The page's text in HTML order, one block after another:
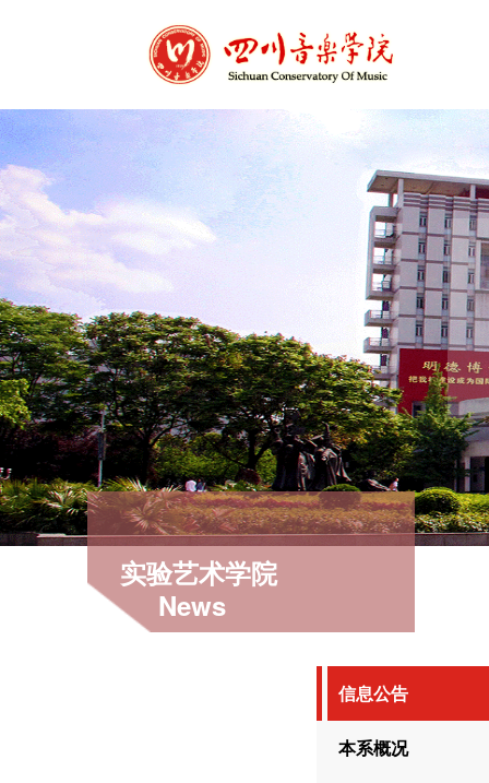
实验艺术学院
News
信息公告
本系概况